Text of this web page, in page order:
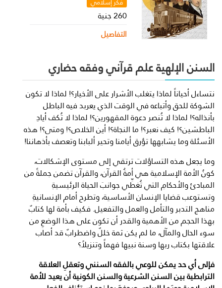
260 جنية
التفاصيل
السنن الإلهية علم قرآني وفقه حضاري
نتساءل أحياناً لماذا يتغلب الأشرار على الأخيار؟! لماذا لا تكون
الشوكة للحق وأتباعه في الوقت الذي يعربد فيه الباطل
بأنذاله؟! لماذا لا تُنصر دعوة المقهورين؟! لماذا لا تُكف أيادِ
الباطشين؟! كيف نعبر؟! ما النجاة؟! أين الخلاص؟! ومتى؟! هذه
الأسئلة وما يشابهها تؤرق أيامنا وتحير ألبابنا وتعصف بأذهاننا!
وما يجعل هذه التساؤلات ترتقي إلى مستوى الإشكالات،
كونُ الأمة الإسلامية هي أمةُ القرآن، والقرآن تضمن جملةً من
المبادئ والأحكامِ التي تُغطِّي جوانبَ الحياة الرئيسيةِ
وتستوعب قضايا الإنسان الأساسية، وتطرح أمام الإنسانيةِ
مناهج التدبر والتأمل والعمل والتفعيل. فكيف بأمة لها كتابٌ
بهذا الحجم من الأهمية والقدر أن تكون على هذا الوضعِ من
سوء الحال والمآل، ما لم يكن ثمة خللٌ واضطرابٌ قد أصاب
علاقتها بكتاب ربها وسنة نبيها فهماً وتنزيلاً؟
فإلى أي حد يمكن للوعي بالفقه السنني وتعقلِ العلاقة
الترابطية بين السنن الشرعية والسنن الكونية أن يعيد للأمة